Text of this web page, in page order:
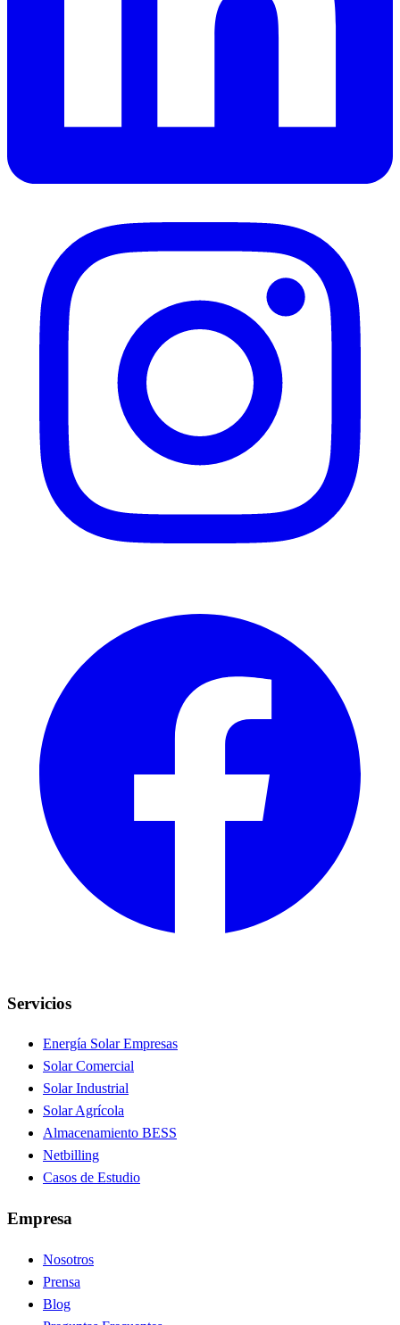
Servicios
Energía Solar Empresas
Solar Comercial
Solar Industrial
Solar Agrícola
Almacenamiento BESS
Netbilling
Casos de Estudio
Empresa
Nosotros
Prensa
Blog